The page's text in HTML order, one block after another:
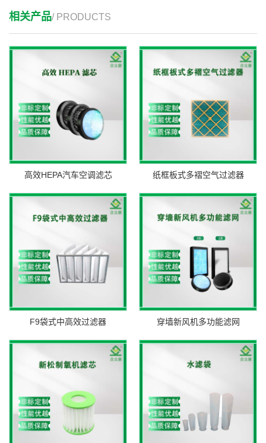
相关产品/ PRODUCTS
高效HEPA汽车空调滤芯 纸框板式多褶空气过滤器
F9袋式中高效过滤器 穿墙新风机多功能滤网